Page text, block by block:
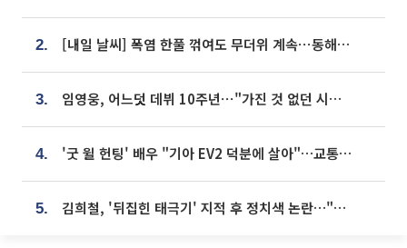
2. [내일 날씨] 폭염 한풀 꺾여도 무더위 계속⋯동해안 이틀 연속 비
3. 임영웅, 어느덧 데뷔 10주년⋯"가진 것 없던 시절, 내 앞엔 20명의 팬뿐"
4. '굿 윌 헌팅' 배우 "기아 EV2 덕분에 살아"…교통사고 후 안전성 극찬
5. 김희철, '뒤집힌 태극기' 지적 후 정치색 논란…"좌우 떠나 우리나라 국기"